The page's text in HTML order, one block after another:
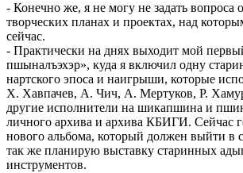
- Конечно же, я не могу не задать вопроса
творческих планах и проектах, над
сейчас.
- Практически на днях выходит мой
пшыналъэхэр», куда я включил одну
нартского эпоса и наигрыши, которые
Х. Хавпачев, А. Чич, А. Мертуков, Р.
другие исполнители на шикапшина и
личного архива и архива КБИГИ. Сейчас
нового альбома, который должен выйти в
так же планирую выставку старинных
инструментов.